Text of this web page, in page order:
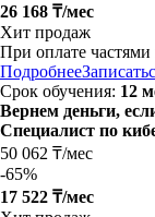
26 168 ₸/мес
Хит продаж
При оплате частями
Подробнее
Срок обучения: 12
Вернем деньги,
Специалист по
50 062 ₸/мес
-65%
17 522 ₸/мес